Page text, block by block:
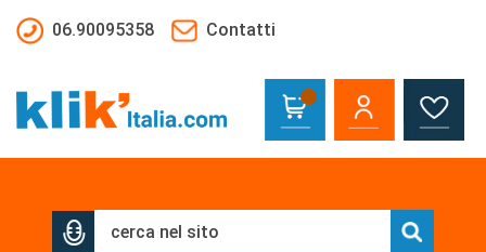
06.90095358
Contatti